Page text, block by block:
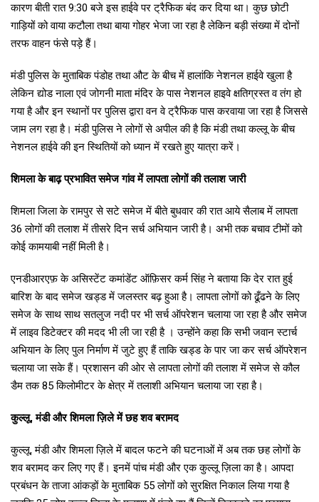
कारण बीती रात 9:30 बजे इस हाईवे पर ट्रैफिक बंद कर दिया था। कुछ छोटी
गाड़ियों को वाया कटौला तथा बाया गोहर भेजा जा रहा है लेकिन बड़ी संख्या में दोनों
तरफ वाहन फंसे पड़े हैं।
मंडी पुलिस के मुताबिक पंडोह तथा औट के बीच में हालांकि नेशनल हाईवे खुला है
लेकिन द्योड नाला एवं जोगनी माता मंदिर के पास नेशनल हाइवे क्षतिग्रस्त व तंग हो
गया है और इन स्थानों पर पुलिस द्वारा वन वे ट्रैफिक पास करवाया जा रहा है जिससे
जाम लग रहा है। मंडी पुलिस ने लोगों से अपील की है कि मंडी तथा कल्लू के बीच
नेशनल हाईवे की इन स्थितियों को ध्यान में रखते हुए यात्रा करें।
शिमला के बाढ़ प्रभावित समेज गांव में लापता लोगों की तलाश जारी
शिमला जिला के रामपुर से सटे समेज में बीते बुधवार की रात आये सैलाब में लापता
36 लोगों की तलाश में तीसरे दिन सर्च अभियान जारी है। अभी तक बचाव टीमों को
कोई कामयाबी नहीं मिली है।
एनडीआरएफ़ के असिस्टेंट कमांडेंट ऑफ़िसर कर्म सिंह ने बताया कि देर रात हुई
बारिश के बाद समेज खड्ड में जलस्तर बढ़ हुआ है। लापता लोगों को ढूँढने के लिए
समेज के साथ साथ सतलुज नदी पर भी सर्च ऑपरेशन चलाया जा रहा है और समेज
में लाइव डिटेक्टर की मदद भी ली जा रही है । उन्होंने कहा कि सभी जवान स्टार्च
अभियान के लिए पुल निर्माण में जुटे हुए हैं ताकि खड्ड के पार जा कर सर्च ऑपरेशन
चलाया जा सके हैं। प्रशासन की ओर से लापता लोगों की तलाश में समेज से कौल
डैम तक 85 किलोमीटर के क्षेत्र में तलाशी अभियान चलाया जा रहा है।
कुल्लू, मंडी और शिमला ज़िले में छह शव बरामद
कुल्लू, मंडी और शिमला ज़िले में बादल फटने की घटनाओं में अब तक छह लोगों के
शव बरामद कर लिए गए हैं। इनमें पांच मंडी और एक कुल्लू ज़िला का है। आपदा
प्रबंधन के ताजा आंकड़ों के मुताबिक 55 लोगों को सुरक्षित निकाल लिया गया है